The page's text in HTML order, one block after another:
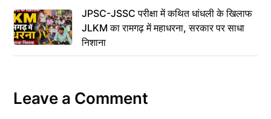
JPSC-JSSC परीक्षा में कथित धांधली के खिलाफ
JLKM का रामगढ़ में महाधरना, सरकार पर साधा
निशाना
Leave a Comment